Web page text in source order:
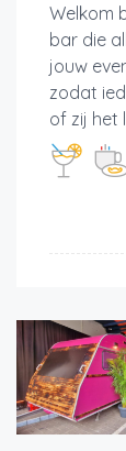
Welkom
bar die
jouw
zodat
of zij het